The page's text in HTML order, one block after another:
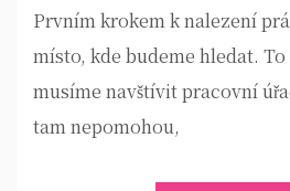
Prvním krokem k nalezení
místo, kde budeme hledat. To
musíme navštívit pracovní
tam nepomohou,